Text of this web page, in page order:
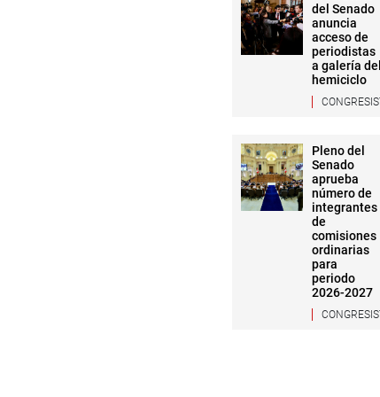
El congresista Alejandro
plan Copesco, visitó el
afrancesado construida
Juniet, declarada
Las obras en esta
centro de convenciones
del Senado
anuncia
acceso de
periodistas
a galería del
hemiciclo
Pleno del
Senado
aprueba
número de
integrantes
de
comisiones
ordinarias
para
periodo
2026-2027